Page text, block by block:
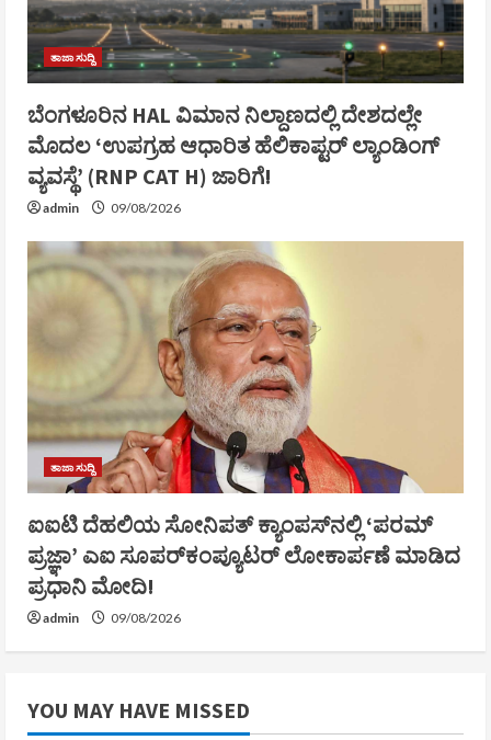
ತಾಜಾ ಸುದ್ದಿ
ಬೆಂಗಳೂರಿನ HAL ವಿಮಾನ ನಿಲ್ದಾಣದಲ್ಲಿ ದೇಶದಲ್ಲೇ
ಮೊದಲ ‘ಉಪಗ್ರಹ ಆಧಾರಿತ ಹೆಲಿಕಾಪ್ಟರ್ ಲ್ಯಾಂಡಿಂಗ್
ವ್ಯವಸ್ಥೆ’ (RNP CAT H) ಜಾರಿಗೆ!
admin 09/08/2026
ತಾಜಾ ಸುದ್ದಿ
ಐಐಟಿ ದೆಹಲಿಯ ಸೋನಿಪತ್ ಕ್ಯಾಂಪಸ್‌ನಲ್ಲಿ ‘ಪರಮ್
ಪ್ರಜ್ಞಾ’ ಎಐ ಸೂಪರ್‌ಕಂಪ್ಯೂಟರ್ ಲೋಕಾರ್ಪಣೆ ಮಾಡಿದ
ಪ್ರಧಾನಿ ಮೋದಿ!
admin 09/08/2026
YOU MAY HAVE MISSED